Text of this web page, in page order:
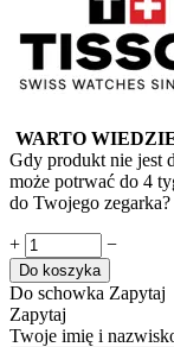
WARTO
Gdy produkt nie jest
może potrwać do 4
do Twojego
+ −
Do koszyka
Do schowka Zapytaj
Zapytaj
Twoje imię i